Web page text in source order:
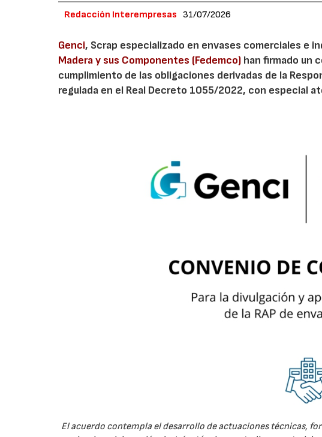
Redacción Interempresas 31/07/2026
Genci, Scrap especializado en envases comerciales e
Madera y sus Componentes (Fedemco) han firmado un
cumplimiento de las obligaciones derivadas de la
regulada en el Real Decreto 1055/2022, con especial
El acuerdo contempla el desarrollo de actuaciones técnicas,